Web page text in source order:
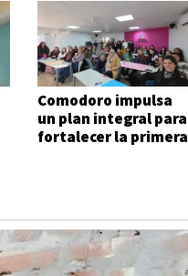
Comodoro impulsa
un plan integral para
fortalecer la primera